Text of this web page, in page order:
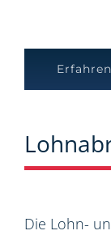
Die Lohn-